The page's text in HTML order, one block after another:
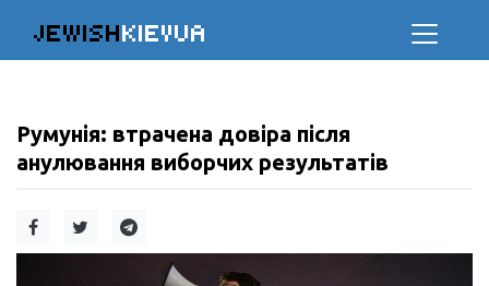
JEWISHKIEVUA
Румунія: втрачена довіра після
анулювання виборчих результатів